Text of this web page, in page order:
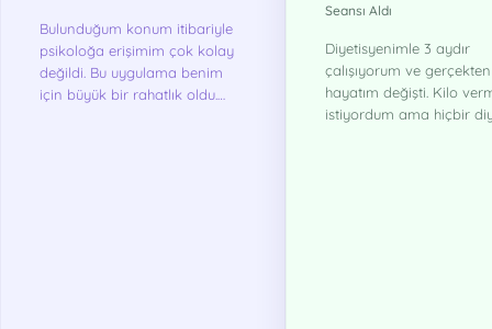
Bulunduğum konum itibariyle
psikoloğa erişimim çok kolay
değildi. Bu uygulama benim
için büyük bir rahatlık oldu.
Seansı Aldı
Diyetisyenimle 3 aydır
çalışıyorum ve gerçekten
hayatım değişti. Kilo
istiyordum ama hiçbir